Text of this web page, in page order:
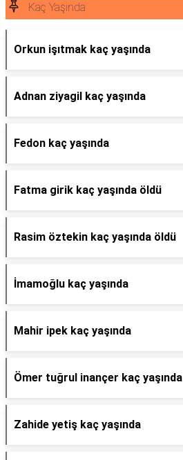
Kaç Yaşında
Orkun işıtmak kaç yaşında
Adnan ziyagil kaç yaşında
Fedon kaç yaşında
Fatma girik kaç yaşında öldü
Rasim öztekin kaç yaşında öldü
İmamoğlu kaç yaşında
Mahir ipek kaç yaşında
Ömer tuğrul inançer kaç yaşında
Zahide yetiş kaç yaşında